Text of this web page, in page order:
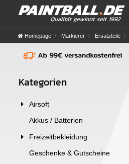
Homepage Markierer Ersatzteile
Kategorien
Airsoft
Akkus / Batterien
Freizeitbekleidung
Geschenke & Gutscheine